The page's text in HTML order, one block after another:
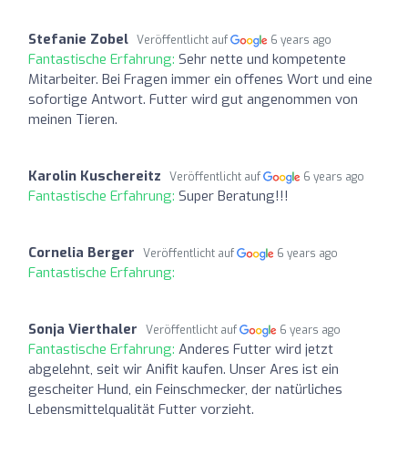
Stefanie Zobel Veröffentlicht auf 6 years ago
Fantastische Erfahrung: Sehr nette und kompetente
Mitarbeiter. Bei Fragen immer ein offenes Wort und eine
sofortige Antwort. Futter wird gut angenommen von
meinen Tieren.
Karolin Kuschereitz Veröffentlicht auf 6 years ago
Fantastische Erfahrung: Super Beratung!!!
Cornelia Berger Veröffentlicht auf 6 years ago
Fantastische Erfahrung:
Sonja Vierthaler Veröffentlicht auf 6 years ago
Fantastische Erfahrung: Anderes Futter wird jetzt
abgelehnt, seit wir Anifit kaufen. Unser Ares ist ein
gescheiter Hund, ein Feinschmecker, der natürliches
Lebensmittelqualität Futter vorzieht.